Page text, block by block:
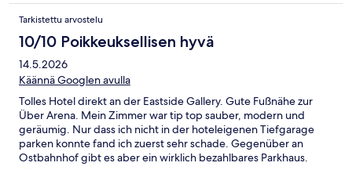
Tarkistettu arvostelu
10/10 Poikkeuksellisen hyvä
14.5.2026
Käännä Googlen avulla
Tolles Hotel direkt an der Eastside Gallery. Gute Fußnähe zur
Über Arena. Mein Zimmer war tip top sauber, modern und
geräumig. Nur dass ich nicht in der hoteleigenen Tiefgarage
parken konnte fand ich zuerst sehr schade. Gegenüber an
Ostbahnhof gibt es aber ein wirklich bezahlbares Parkhaus.